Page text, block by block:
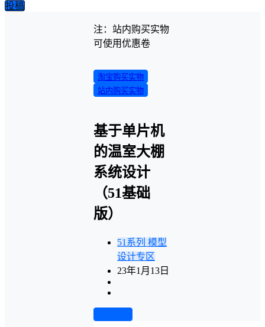
投稿
注：站内购买实物
可使用优惠卷
淘宝购买实物
站内购买实物
基于单片机
的温室大棚
系统设计
（51基础
版）
51系列 模型
设计专区
23年1月13日